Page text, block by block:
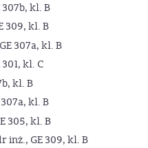
307b, kl. B
309, kl. B
307a, kl. B
kl. C
kl. B
kl. B
305, kl. B
inż., GE 309, kl. B